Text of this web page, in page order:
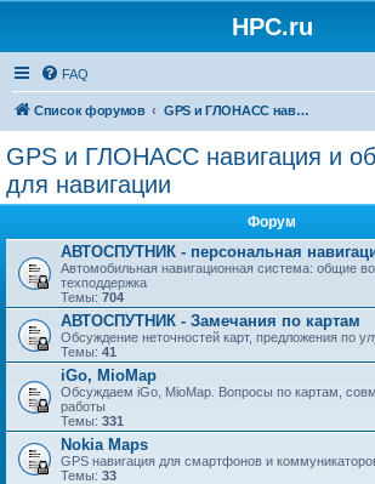
HPC.ru
FAQ
Список форумов GPS и ГЛОНАСС навигация и оборудование для навигации
GPS и ГЛОНАСС навигация и
для навигации
Форум
АВТОСПУТНИК - персональная
Автомобильная навигационная система: общие
техподдержка
Темы: 704
АВТОСПУТНИК - Замечания по картам
Обсуждение неточностей карт, предложения по
Темы: 41
iGo, MioMap
Обсуждаем iGo, MioMap. Вопросы по картам,
работы
Темы: 331
Nokia Maps
GPS навигация для смартфонов и
Темы: 33